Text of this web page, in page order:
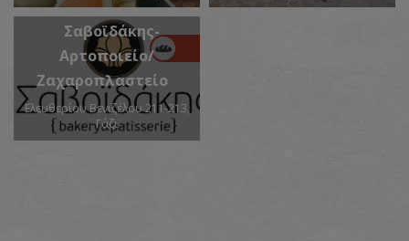
Σαβοϊδάκης-
Αρτοποιείο/
Ζαχαροπλαστείο
Ελευθερίου Βενιζέλου 211-213,
Γάζι